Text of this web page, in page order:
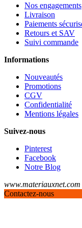
Nos engagements
Livraison
Paiements
Retours et SAV
Suivi commande
Informations
Nouveautés
Promotions
CGV
Confidentialité
Mentions légales
Suivez-nous
Pinterest
Facebook
Notre Blog
Contactez-nous